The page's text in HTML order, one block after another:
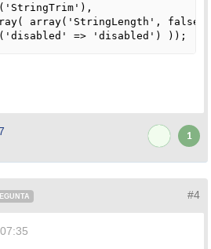
array('StringLength',
1
#4